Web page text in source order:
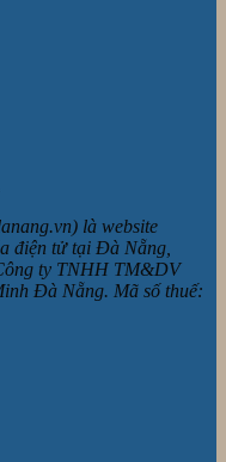
là website
điện tử tại Đà Nẵng,
ty TNHH TM&DV
Đà Nẵng. Mã số thuế: